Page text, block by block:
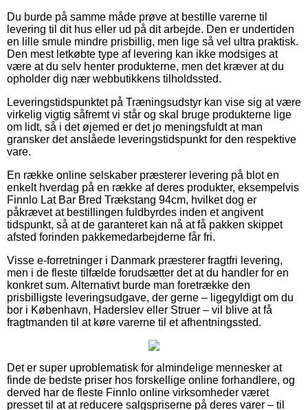
Du burde på samme måde prøve at bestille varerne til
levering til dit hus eller ud på dit arbejde. Den er undertiden
en lille smule mindre prisbillig, men lige så vel ultra praktisk.
Den mest letkøbte type af levering kan ikke modsiges at
være at du selv henter produkterne, men det kræver at du
opholder dig nær webbutikkens tilholdssted.
Leveringstidspunktet på Træningsudstyr kan vise sig at være
virkelig vigtig såfremt vi står og skal bruge produkterne lige
om lidt, så i det øjemed er det jo meningsfuldt at man
gransker det anslåede leveringstidspunkt for den respektive
vare.
En række online selskaber præsterer levering på blot en
enkelt hverdag på en række af deres produkter, eksempelvis
Finnlo Lat Bar Bred Trækstang 94cm, hvilket dog er
påkrævet at bestillingen fuldbyrdes inden et angivent
tidspunkt, så at de garanteret kan nå at få pakken skippet
afsted forinden pakkemedarbejderne får fri.
Visse e-forretninger i Danmark præsterer fragtfri levering,
men i de fleste tilfælde forudsætter det at du handler for en
konkret sum. Alternativt burde man foretrække den
prisbilligste leveringsudgave, der gerne – ligegyldigt om du
bor i København, Haderslev eller Struer – vil blive at få
fragtmanden til at køre varerne til et afhentningssted.
Det er super uproblematisk for almindelige mennesker at
finde de bedste priser hos forskellige online forhandlere, og
derved har de fleste Finnlo online virksomheder været
presset til at at reducere salgspriserne på deres varer – til